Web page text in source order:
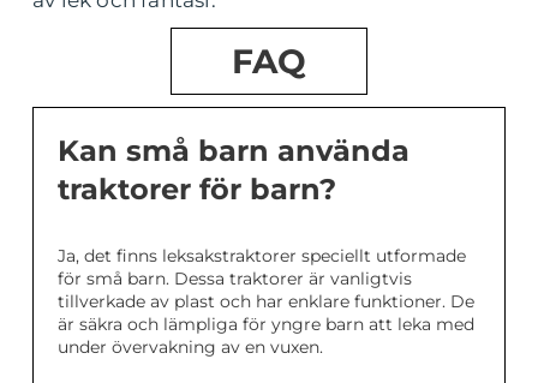
FAQ
Kan små barn använda
traktorer för barn?
Ja, det finns leksakstraktorer speciellt utformade
för små barn. Dessa traktorer är vanligtvis
tillverkade av plast och har enklare funktioner. De
är säkra och lämpliga för yngre barn att leka med
under övervakning av en vuxen.